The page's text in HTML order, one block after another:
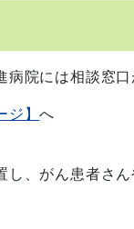
院には相談窓口
ジ】へ
、がん患者さん